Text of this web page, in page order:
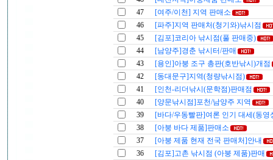
47
[여주/이천] 지역 판매소
46
[파주]지역 판매처(청기와)낚시점
45
[김포]코리아 낚시점(풀 판매중)
44
[남양주]경춘 낚시터/판매
43
[용인]아붕 조구 총판(호반낚시)개점
42
[동대문구]지역(청량낚시점)
41
[인천-리더낚시(문학점)판매점
40
[양문낚시점]포천/남양주 지역
39
[바다/우동빨판]여론 인기 대세(동영
38
[아붕 바다 제품]판매소
37
[아붕 제품 현재 전국 판매처]안내
36
[김포]고촌 낚시점 (아붕 제품)판매